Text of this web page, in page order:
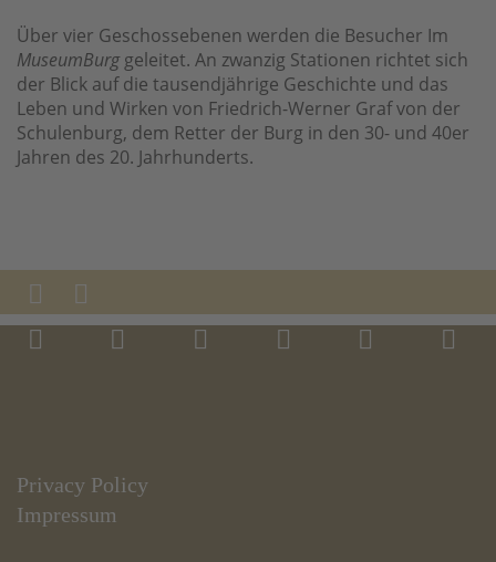
Über vier Geschossebenen werden die Besucher Im
MuseumBurggeleitet. An zwanzig Stationen richtet sich
der Blick auf die tausendjährige Geschichte und das
Leben und Wirken von Friedrich-Werner Graf von der
Schulenburg, dem Retter der Burg in den 30- und 40er
Jahren des 20. Jahrhunderts.
Privacy Policy
Impressum